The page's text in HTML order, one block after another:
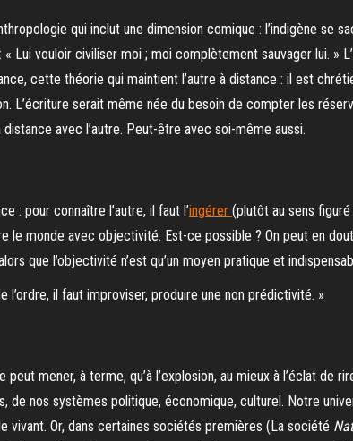
qui inclut une dimension comique : l’indigène se
Lui vouloir civiliser moi ; moi complètement sauvager lui. »
cette théorie qui maintient l’autre à distance : il est
L’écriture serait même née du besoin de compter les
avec l’autre. Peut-être avec soi-même aussi.
: pour connaître l’autre, il faut l’ingérer (plutôt au sens
le monde avec objectivité. Est-ce possible ? On peut en
que l’objectivité n’est qu’un moyen pratique et
il faut improviser, produire une non prédictivité. »
peut mener, à terme, qu’à l’explosion, au mieux à l’éclat
de nos systèmes politique, économique, culturel. Notre
vivant. Or, dans certaines sociétés premières (La société